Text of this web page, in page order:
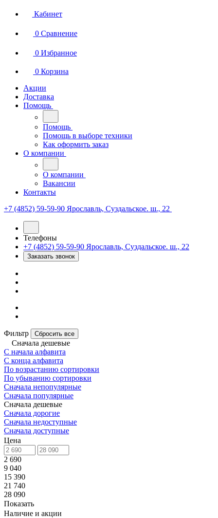
Кабинет
0 Сравнение
0 Избранное
0 Корзина
Акции
Доставка
Помощь
Помощь
Помощь в выборе техники
Как оформить заказ
О компании
О компании
Вакансии
Контакты
+7 (4852) 59-59-90 Ярославль, Суздальское. ш., 22
Телефоны
+7 (4852) 59-59-90 Ярославль, Суздальское. ш., 22
Заказать звонок
Фильтр Сбросить все
Сначала дешевые
С начала алфавита
С конца алфавита
По возрастанию сортировки
По убыванию сортировки
Сначала непопулярные
Сначала популярные
Сначала дешевые
Сначала дорогие
Сначала недоступные
Сначала доступные
Цена
2 690
9 040
15 390
21 740
28 090
Показать
Наличие и акции